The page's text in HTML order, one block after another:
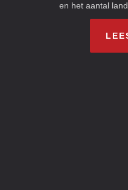
en het aantal